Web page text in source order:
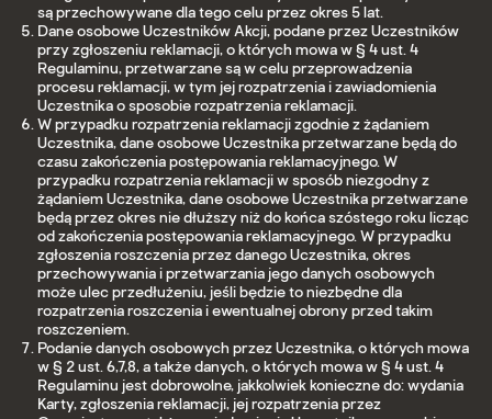
są przechowywane dla tego celu przez okres 5 lat.
Dane osobowe Uczestników Akcji, podane przez Uczestników
przy zgłoszeniu reklamacji, o których mowa w § 4 ust. 4
Regulaminu, przetwarzane są w celu przeprowadzenia
procesu reklamacji, w tym jej rozpatrzenia i zawiadomienia
Uczestnika o sposobie rozpatrzenia reklamacji.
W przypadku rozpatrzenia reklamacji zgodnie z żądaniem
Uczestnika, dane osobowe Uczestnika przetwarzane będą do
czasu zakończenia postępowania reklamacyjnego. W
przypadku rozpatrzenia reklamacji w sposób niezgodny z
żądaniem Uczestnika, dane osobowe Uczestnika przetwarzane
będą przez okres nie dłuższy niż do końca szóstego roku licząc
od zakończenia postępowania reklamacyjnego. W przypadku
zgłoszenia roszczenia przez danego Uczestnika, okres
przechowywania i przetwarzania jego danych osobowych
może ulec przedłużeniu, jeśli będzie to niezbędne dla
rozpatrzenia roszczenia i ewentualnej obrony przed takim
roszczeniem.
Podanie danych osobowych przez Uczestnika, o których mowa
w § 2 ust. 6,7,8, a także danych, o których mowa w § 4 ust. 4
Regulaminu jest dobrowolne, jakkolwiek konieczne do: wydania
Karty, zgłoszenia reklamacji, jej rozpatrzenia przez